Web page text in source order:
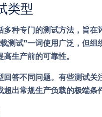
类型
多种专门的测试方法，旨
测试”一词使用广泛，但
生产前的可靠性。
回答不同问题。有些测试关
超出常规生产负载的极端条